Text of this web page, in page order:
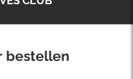
bestellen